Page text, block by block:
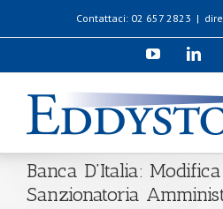
Contattaci: 02 657 2823 |
Banca D’Italia:
Sanzionatoria